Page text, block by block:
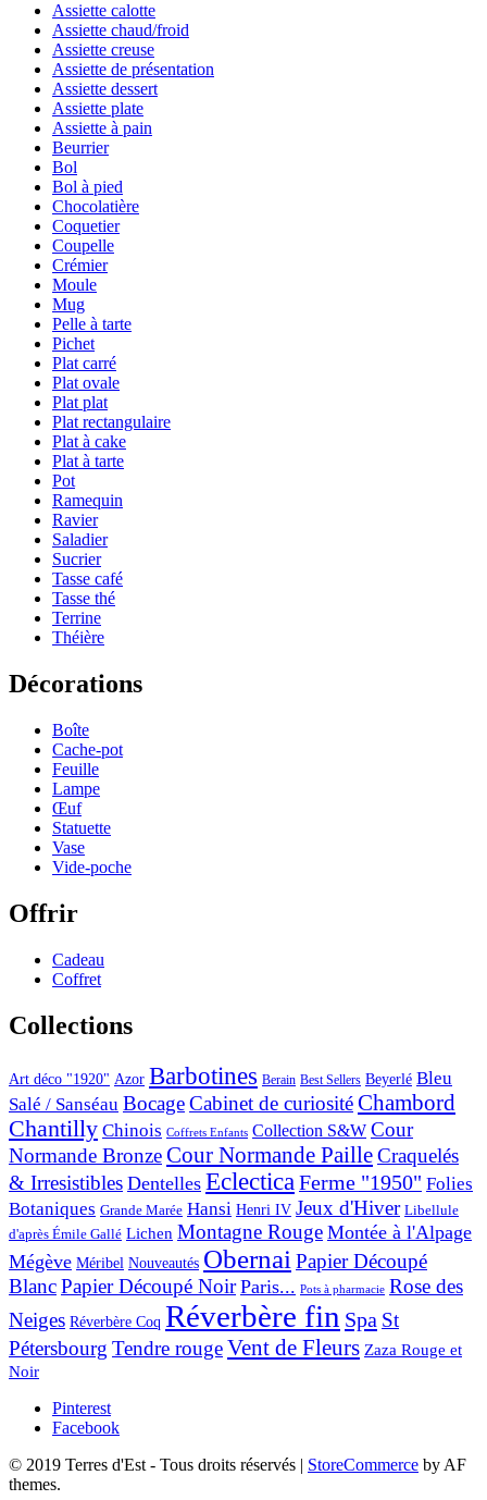
Assiette calotte
Assiette chaud/froid
Assiette creuse
Assiette de présentation
Assiette dessert
Assiette plate
Assiette à pain
Beurrier
Bol
Bol à pied
Chocolatière
Coquetier
Coupelle
Crémier
Moule
Mug
Pelle à tarte
Pichet
Plat carré
Plat ovale
Plat plat
Plat rectangulaire
Plat à cake
Plat à tarte
Pot
Ramequin
Ravier
Saladier
Sucrier
Tasse café
Tasse thé
Terrine
Théière
Décorations
Boîte
Cache-pot
Feuille
Lampe
Œuf
Statuette
Vase
Vide-poche
Offrir
Cadeau
Coffret
Collections
Art déco "1920" Azor Barbotines Berain Best Sellers Beyerlé Bleu
Salé / Sanséau BocageCabinet de curiositéChambord
Chantilly Chinois Coffrets Enfants Collection S&W Cour
Normande BronzeCour Normande PailleCraquelés
& Irresistibles Dentelles Eclectica Ferme "1950" Folies
Botaniques Grande Marée Hansi Henri IV Jeux d'Hiver Libellule
d'après Émile Gallé Lichen Montagne Rouge Montée à l'Alpage
Mégève Méribel Nouveautés Obernai Papier Découpé
BlancPapier Découpé Noir Paris... Pots à pharmacie Rose des
Neiges Réverbère Coq Réverbère fin Spa St
Pétersbourg Tendre rougeVent de Fleurs Zaza Rouge et
Noir
Pinterest
Facebook
© 2019 Terres d'Est - Tous droits réservés | StoreCommerce by AF
themes.